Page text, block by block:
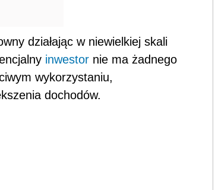
działając w niewielkiej skali
inwestor nie ma żadnego
wykorzystaniu,
dochodów.